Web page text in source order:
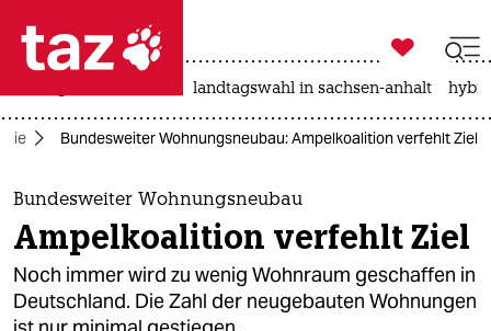
 taz zahl ich
taz zahl ich
themen
politik
öko

taz zahl ich
landtagswahl in sachsen-anhalt
Bundesweiter Wohnungsneubau: Ampelkoalition verfehlt Ziel
Bundesweiter Wohnungsneubau
Ampelkoalition verfehlt Ziel
Noch immer wird zu wenig Wohnraum geschaffen in
Deutschland. Die Zahl der neugebauten Wohnungen